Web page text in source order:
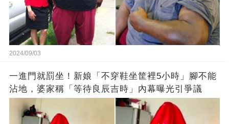
2024/09/03
一進門就罰坐！新娘「不穿鞋坐筐裡5小時」腳不能
沾地，婆家稱「等待良辰吉時」內幕曝光引爭議